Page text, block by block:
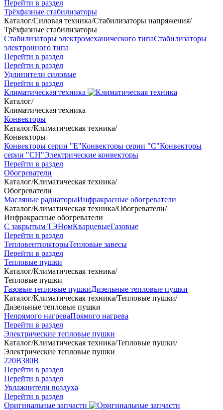
Перейти в раздел
Трёхфазные стабилизаторы
Каталог/Силовая техника/Стабилизаторы напряжения/
Трёхфазные стабилизаторы
Стабилизаторы электромеханического типаСтабилизаторы
электронного типа
Перейти в раздел
Перейти в раздел
Удлинители силовые
Перейти в раздел
Климатическая техника
Каталог/
Климатическая техника
Конвекторы
Каталог/Климатическая техника/
Конвекторы
Конвекторы серии "Е"Конвекторы серии "С"Конвекторы
серии "СН"Электрические конвекторы
Перейти в раздел
Обогреватели
Каталог/Климатическая техника/
Обогреватели
Масляные радиаторыИнфракрасные обогреватели
Каталог/Климатическая техника/Обогреватели/
Инфракрасные обогреватели
С закрытым ТЭНомКварцевыеГазовые
Перейти в раздел
ТепловентиляторыТепловые завесы
Перейти в раздел
Тепловые пушки
Каталог/Климатическая техника/
Тепловые пушки
Газовые тепловые пушкиДизельные тепловые пушки
Каталог/Климатическая техника/Тепловые пушки/
Дизельные тепловые пушки
Непрямого нагреваПрямого нагрева
Перейти в раздел
Электрические тепловые пушки
Каталог/Климатическая техника/Тепловые пушки/
Электрические тепловые пушки
220В380В
Перейти в раздел
Перейти в раздел
Увлажнители воздуха
Перейти в раздел
Оригинальные запчасти